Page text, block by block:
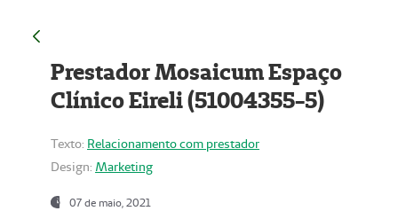
Prestador Mosaicum Espaço
Clínico Eireli (51004355-5)
Texto: Relacionamento com prestador
Design: Marketing
07 de maio, 2021